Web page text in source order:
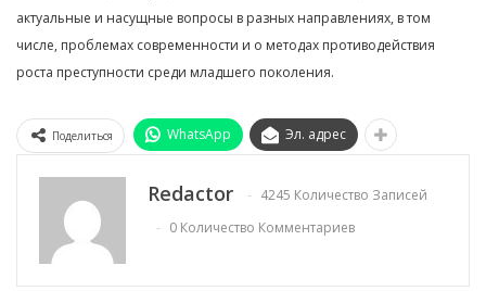
актуальные и насущные вопросы в разных направлениях, в том
числе, проблемах современности и о методах противодействия
роста преступности среди младшего поколения.
Поделиться WhatsApp Эл. адрес
Redactor
4245 Количество Записей
0 Количество Комментариев